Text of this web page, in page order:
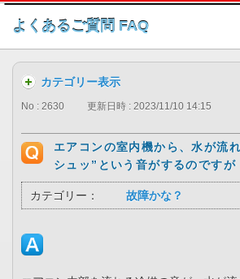
このページの本文へ
よくあるご質問 FAQ
カテゴリー表示
No : 2630 更新日時 : 2023/11/10 14:15
エアコンの室内機から、水が流
シュッ”という音がするのですが
カテゴリー： 故障かな？